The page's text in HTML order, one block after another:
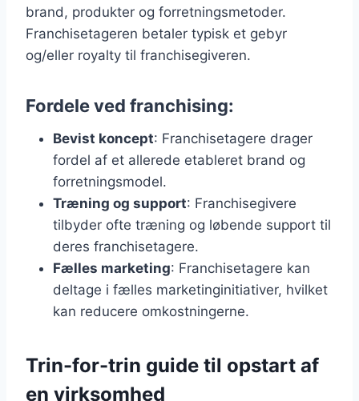
brand, produkter og forretningsmetoder.
Franchisetageren betaler typisk et gebyr
og/eller royalty til franchisegiveren.
Fordele ved franchising:
Bevist koncept: Franchisetagere drager
fordel af et allerede etableret brand og
forretningsmodel.
Træning og support: Franchisegivere
tilbyder ofte træning og løbende support til
deres franchisetagere.
Fælles marketing: Franchisetagere kan
deltage i fælles marketinginitiativer, hvilket
kan reducere omkostningerne.
Trin-for-trin guide til opstart af
en virksomhed